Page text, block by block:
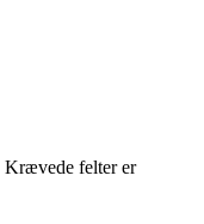
Krævede felter er